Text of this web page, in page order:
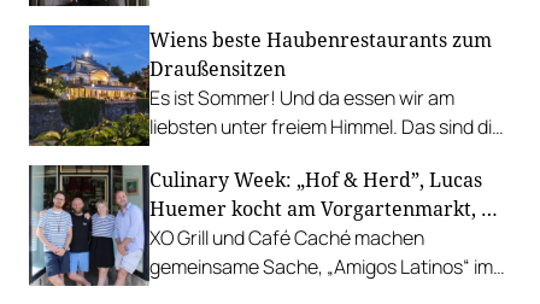
Wiens beste Haubenrestaurants zum
Draußensitzen
Es ist Sommer! Und da essen wir am
liebsten unter freiem Himmel. Das sind die
Gastgarten.
Culinary Week: „Hof & Herd”, Lucas
Huemer kocht am Vorgartenmarkt, …
XO Grill und Café Caché machen
gemeinsame Sache, „Amigos Latinos“ im